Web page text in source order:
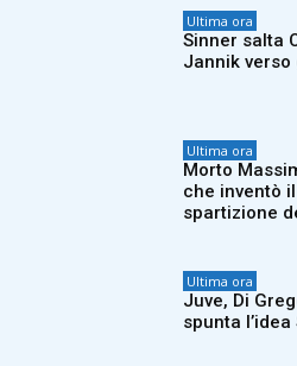
Ultima ora
Sinner salta
Jannik verso
Ultima ora
Morto
che inventò il
spartizione
Ultima ora
Juve, Di
spunta l’idea